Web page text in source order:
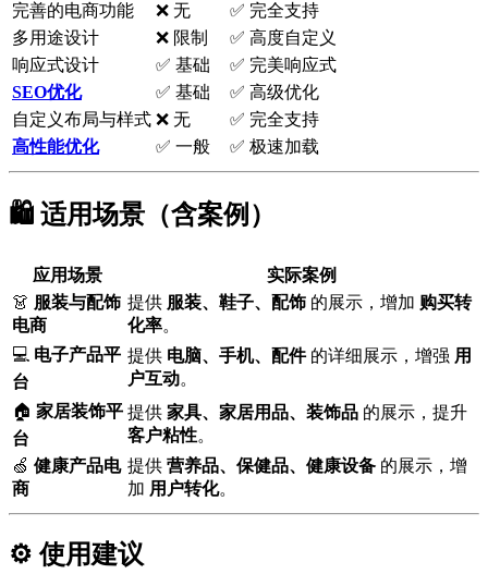
完善的电商功能
❌ 无
✅ 完全支持
多用途设计
❌ 限制
✅ 高度自定义
响应式设计
✅ 基础
✅ 完美响应式
SEO优化
✅ 基础
✅ 高级优化
自定义布局与样式 ❌ 无
✅ 完全支持
高性能优化
✅ 一般 ✅ 极速加载
🛍️ 适用场景（含案例）
应用场景
实际案例
👗 服装与配饰
电商
提供 服装、鞋子、配饰 的展示，增加 购买转
化率。
💻 电子产品平
台
提供 电脑、手机、配件的详细展示，增强 用
户互动。
🏠 家居装饰平
台
提供 家具、家居用品、装饰品 的展示，提升
客户粘性。
🍏 健康产品电
商
提供 营养品、保健品、健康设备 的展示，增
加 用户转化。
⚙️ 使用建议